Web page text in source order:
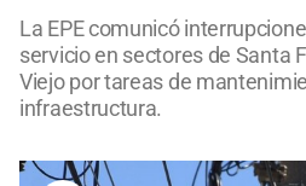
La EPE comunicó
servicio en sectores de Santa
Viejo por tareas de
infraestructura.